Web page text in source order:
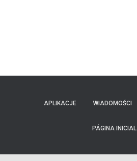
APLIKACJE WIADOMOŚCI
PÁGINA INICIAL